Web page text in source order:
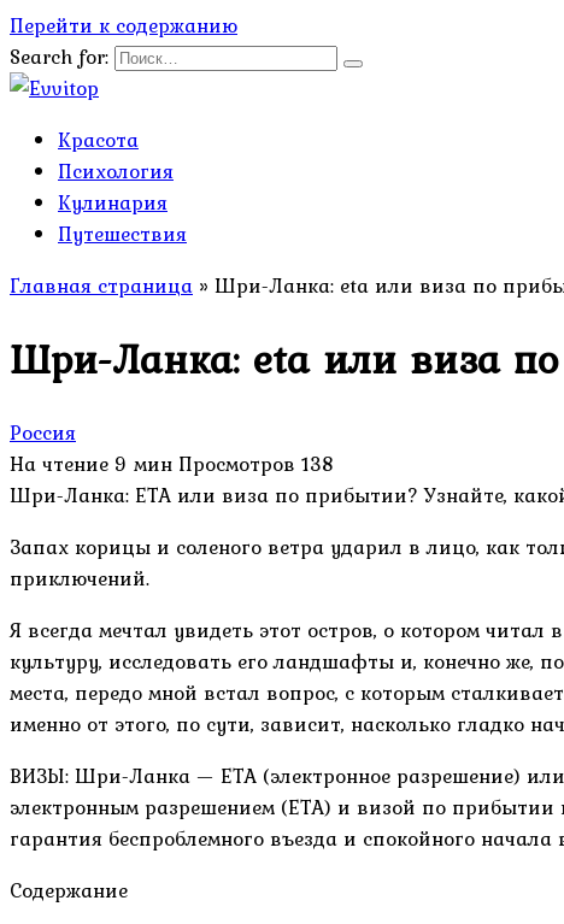
Перейти к содержанию
Search for:
Красота
Психология
Кулинария
Путешествия
Главная страница » Шри-Ланка: eta или виза по
Шри-Ланка: eta или виза
Россия
На чтение 9 мин Просмотров 138
Шри-Ланка: ETA или виза по прибытии? Узнайте,
Запах корицы и соленого ветра ударил в лицо, как
приключений.
Я всегда мечтал увидеть этот остров, о котором
культуру, исследовать его ландшафты и, конечно же,
места, передо мной встал вопрос, с которым
именно от этого, по сути, зависит, насколько гладко
ВИЗЫ: Шри-Ланка — ETA (электронное разрешение)
электронным разрешением (ETA) и визой по прибытии
гарантия беспроблемного въезда и спокойного начала
Содержание